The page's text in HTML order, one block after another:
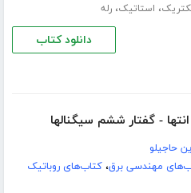
، استاتیک،رله
دانلود کتاب
انتها - گفتار ششم سیگنالها
حاجیلو
مهندسی برق،کتاب‌های روباتیک